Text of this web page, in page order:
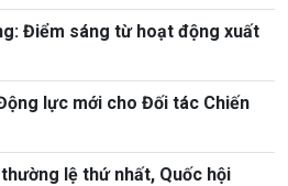
đo
Điểm sáng từ hoạt động xuất
lực mới cho Đối tác Chiến
lệ thứ nhất, Quốc hội